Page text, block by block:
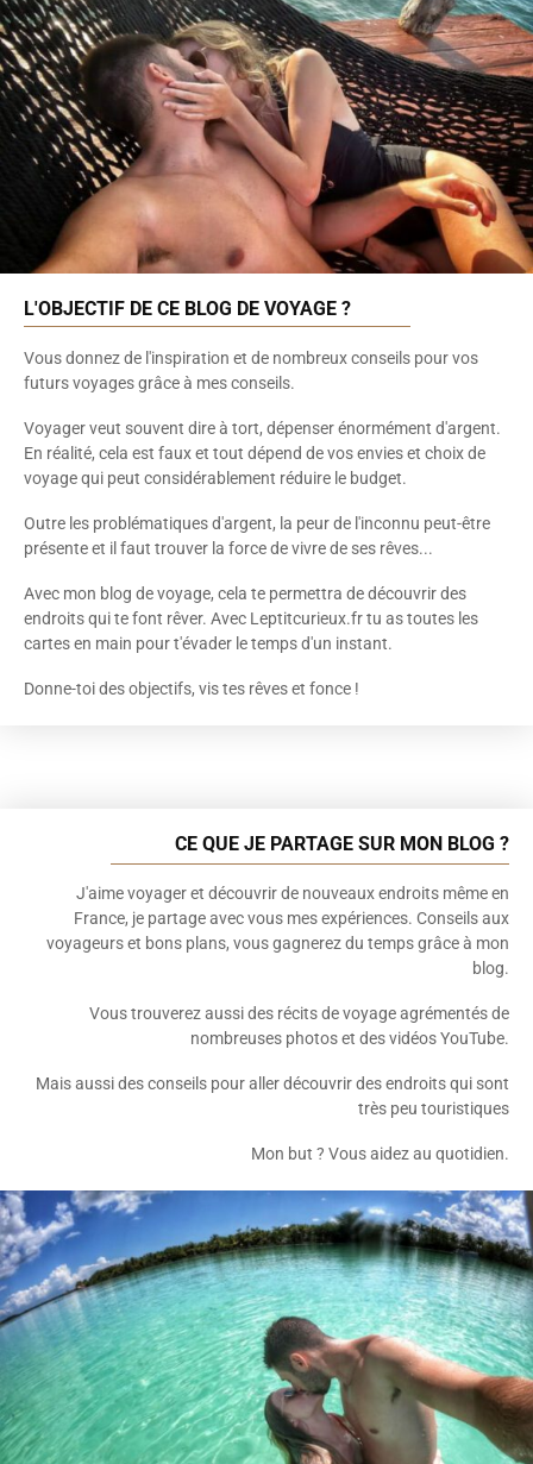
L'OBJECTIF DE CE BLOG DE VOYAGE ?
Vous donnez de l'inspiration et de nombreux conseils pour vos
futurs voyages grâce à mes conseils.
Voyager veut souvent dire à tort, dépenser énormément d'argent.
En réalité, cela est faux et tout dépend de vos envies et choix de
voyage qui peut considérablement réduire le budget.
Outre les problématiques d'argent, la peur de l'inconnu peut-être
présente et il faut trouver la force de vivre de ses rêves...
Avec mon blog de voyage, cela te permettra de découvrir des
endroits qui te font rêver. Avec Leptitcurieux.fr tu as toutes les
cartes en main pour t'évader le temps d'un instant.
Donne-toi des objectifs, vis tes rêves et fonce !
CE QUE JE PARTAGE SUR MON BLOG ?
J'aime voyager et découvrir de nouveaux endroits même en
France, je partage avec vous mes expériences. Conseils aux
voyageurs et bons plans, vous gagnerez du temps grâce à mon
blog.
Vous trouverez aussi des récits de voyage agrémentés de
nombreuses photos et des vidéos YouTube.
Mais aussi des conseils pour aller découvrir des endroits qui sont
très peu touristiques
Mon but ? Vous aidez au quotidien.